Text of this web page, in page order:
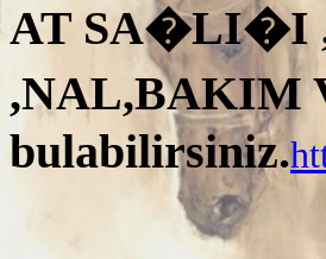
AT SA�LI�I
,NAL,BAKIM
bulabilirsiniz.